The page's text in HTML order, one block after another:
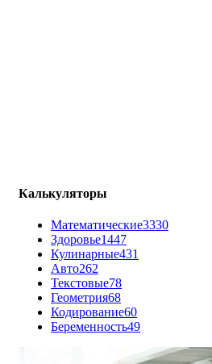
Калькуляторы
Математические3330
Здоровье1447
Кулинарные431
Авто262
Текстовые78
Геометрия68
Кодирование60
Беременность49